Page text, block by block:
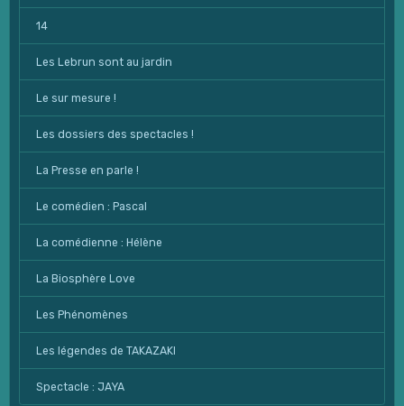
14
Les Lebrun sont au jardin
Le sur mesure !
Les dossiers des spectacles !
La Presse en parle !
Le comédien : Pascal
La comédienne : Hélène
La Biosphère Love
Les Phénomènes
Les légendes de TAKAZAKI
Spectacle : JAYA